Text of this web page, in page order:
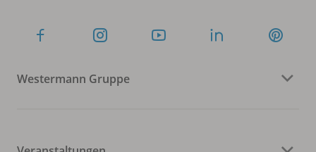
Westermann Gruppe